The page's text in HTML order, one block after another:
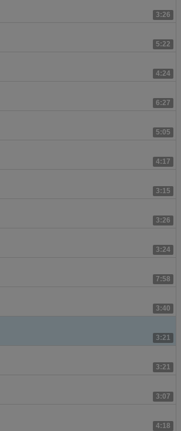
3:26
5:22
4:24
6:27
5:05
4:17
3:15
3:26
3:24
7:58
3:40
3:21
3:21
3:07
4:18